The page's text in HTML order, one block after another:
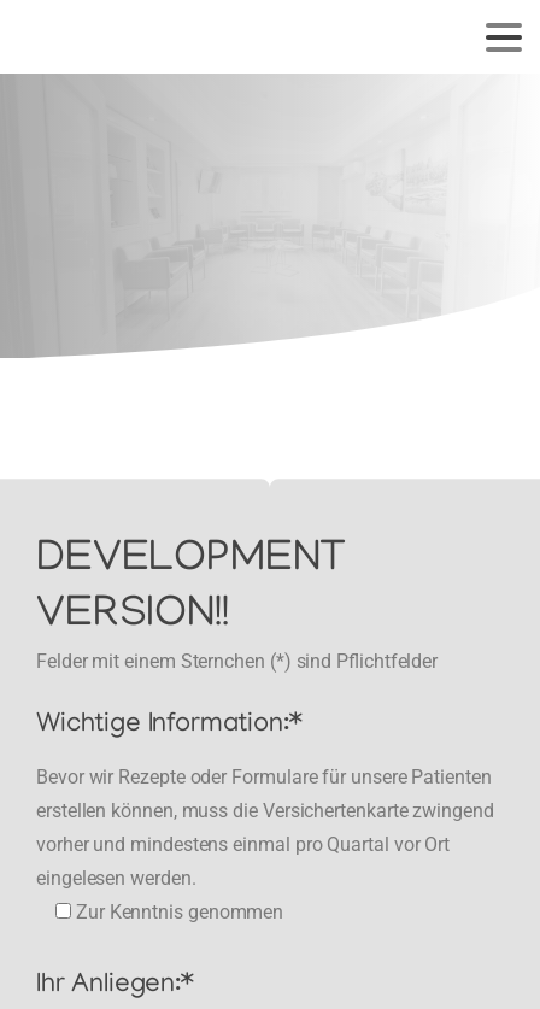
DEVELOPMENT
VERSION!!
Felder mit einem Sternchen (*) sind Pflichtfelder
Wichtige Information:*
Bevor wir Rezepte oder Formulare für unsere Patienten
erstellen können, muss die Versichertenkarte zwingend
vorher und mindestens einmal pro Quartal vor Ort
eingelesen werden.
Zur Kenntnis genommen
Ihr Anliegen:*